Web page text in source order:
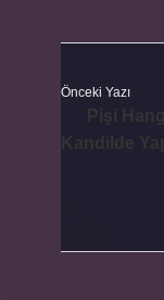
Önceki Yazı